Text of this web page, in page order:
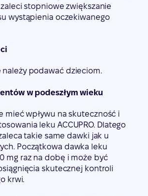
stopniowe zwiększanie
wystąpienia oczekiwanego
należy podawać dzieciom.
w podeszłym wieku
mieć wpływu na skuteczność i
leku ACCUPRO. Dlatego
takie same dawki jak u
Początkowa dawka leku
mg raz na dobę i może być
skutecznej kontroli
krwi.